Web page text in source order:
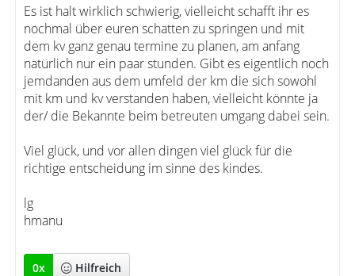
Es ist halt wirklich schwierig, vielleicht schafft ihr es
nochmal über euren schatten zu springen und mit
dem kv ganz genau termine zu planen, am anfang
natürlich nur ein paar stunden. Gibt es eigentlich noch
jemdanden aus dem umfeld der km die sich sowohl
mit km und kv verstanden haben, vielleicht könnte ja
der/ die Bekannte beim betreuten umgang dabei sein.
Viel glück, und vor allen dingen viel glück für die
richtige entscheidung im sinne des kindes.
lg
hmanu
0x Hilfreich